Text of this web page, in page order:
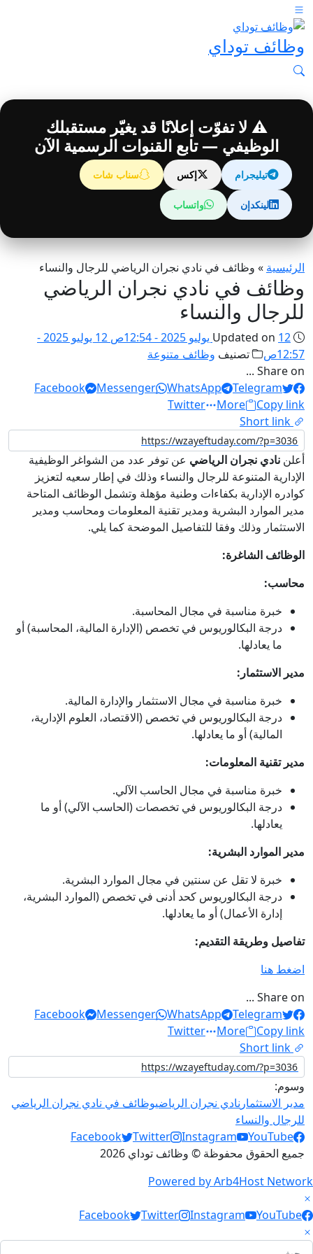
وظائف توداي
⚠️ لا تفوّت إعلانًا قد يغيّر مستقبلك
الوظيفي — تابع القنوات الرسمية الآن
تيليجرام إكس سناب شات
لينكدإن واتساب
الرئيسية » وظائف في نادي نجران الرياضي للرجال والنساء
وظائف في نادي نجران الرياضي
للرجال والنساء
Updated on 12 يوليو 2025 - 12:54ص
12 يوليو 2025 -
12:57ص
تصنيف وظائف متنوعة
Share on ...
Facebook
Messenger WhatsApp
Telegram
Twitter
More
Copy link
Short link
أعلن نادي نجران الرياضي عن توفر عدد من الشواغر الوظيفية
الإدارية المتنوعة للرجال والنساء وذلك في إطار سعيه لتعزيز
كوادره الإدارية بكفاءات وطنية مؤهلة وتشمل الوظائف المتاحة
مدير الموارد البشرية ومدير تقنية المعلومات ومحاسب ومدير
الاستثمار وذلك وفقا للتفاصيل الموضحة كما يلي.
الوظائف الشاغرة:
محاسب:
خبرة مناسبة في مجال المحاسبة.
درجة البكالوريوس في تخصص (الإدارة المالية، المحاسبة) أو
ما يعادلها.
مدير الاستثمار:
خبرة مناسبة في مجال الاستثمار والإدارة المالية.
درجة البكالوريوس في تخصص (الاقتصاد، العلوم الإدارية،
المالية) أو ما يعادلها.
مدير تقنية المعلومات:
خبرة مناسبة في مجال الحاسب الآلي.
درجة البكالوريوس في تخصصات (الحاسب الآلي) أو ما
يعادلها.
مدير الموارد البشرية:
خبرة لا تقل عن سنتين في مجال الموارد البشرية.
درجة البكالوريوس كحد أدنى في تخصص (الموارد البشرية،
إدارة الأعمال) أو ما يعادلها.
تفاصيل وطريقة التقديم:
اضغط هنا
Share on ...
Facebook
Messenger WhatsApp
Telegram
Twitter
More
Copy link
Short link
وسوم:
مدير الاستثمار نادي نجران الرياضيوظائف في نادي نجران الرياضي
للرجال والنساء
Social Links
Facebook Twitter Instagram
YouTube
جميع الحقوق محفوظة © وظائف توداي 2026
Powered by Arb4Host Network
Social Links
Facebook Twitter Instagram YouTube
البحث عن: